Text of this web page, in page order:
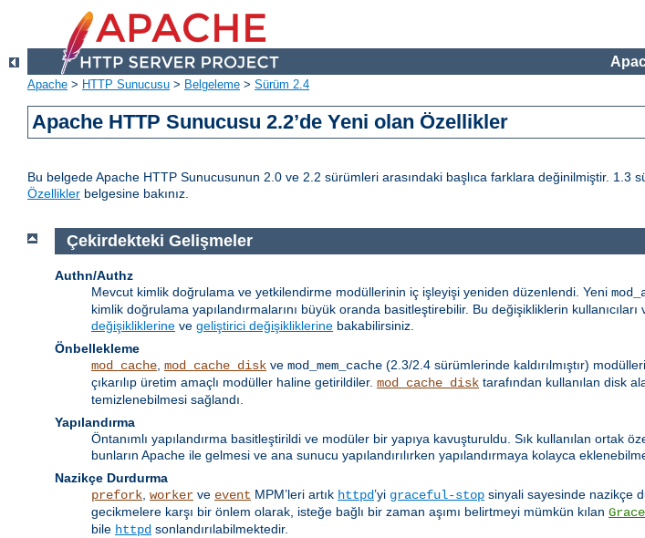
Apache > HTTP Sunucusu > Belgeleme > Sürüm 2.4
Apache HTTP Sunucusu 2.2’de Yeni olan Özellikler
Bu belgede Apache HTTP Sunucusunun 2.0 ve 2.2 sürümleri arasındaki başlıca farklara değinilmiştir. 1.3
Özellikler belgesine bakınız.
Çekirdekteki Gelişmeler
Authn/Authz
Mevcut kimlik doğrulama ve yetkilendirme modüllerinin iç işleyişi yeniden düzenlendi. Yeni
kimlik doğrulama yapılandırmalarını büyük oranda basitleştirebilir. Bu değişikliklerin
değişikliklerine ve geliştirici değişikliklerine bakabilirsiniz.
Önbellekleme
mod_cache mod_cache_disk ve mod_mem_cache (2.3/2.4 sürümlerinde kaldırılmıştır)
çıkarılıp üretim amaçlı modüller haline getirildiler. mod_cache_disk tarafından kullanılan disk
temizlenebilmesi sağlandı.
Yapılandırma
Öntanımlı yapılandırma basitleştirildi ve modüler bir yapıya kavuşturuldu. Sık kullanılan ortak
bunların Apache ile gelmesi ve ana sunucu yapılandırılırken yapılandırmaya kolayca
Nazikçe Durdurma
prefork worker ve event MPM’leri artık httpd’yi graceful-stop sinyali sayesinde nazikçe
gecikmelere karşı bir önlem olarak, isteğe bağlı bir zaman aşımı belirtmeyi mümkün kılan
bile httpd sonlandırılabilmektedir.